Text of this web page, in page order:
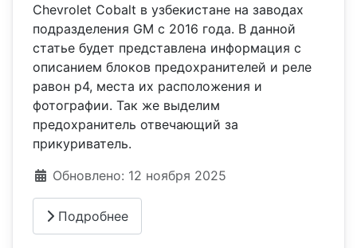
Chevrolet Cobalt в узбекистане на заводах
подразделения GM c 2016 года. В данной
статье будет представлена информация с
описанием блоков предохранителей и реле
равон р4, места их расположения и
фотографии. Так же выделим
предохранитель отвечающий за
прикуриватель.
Информация о материале
Обновлено: 12 ноября 2025
Подробнее